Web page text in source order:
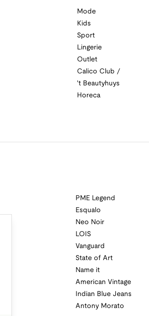
Mode
Kids
Sport
Lingerie
Outlet
Calico Club /
't Beautyhuys
Horeca
PME Legend
Esqualo
Neo Noir
LOIS
Vanguard
State of Art
Name it
American Vintage
Indian Blue Jeans
Antony Morato